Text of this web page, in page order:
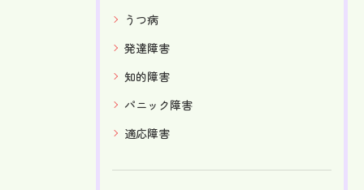
うつ病
発達障害
知的障害
パニック障害
適応障害